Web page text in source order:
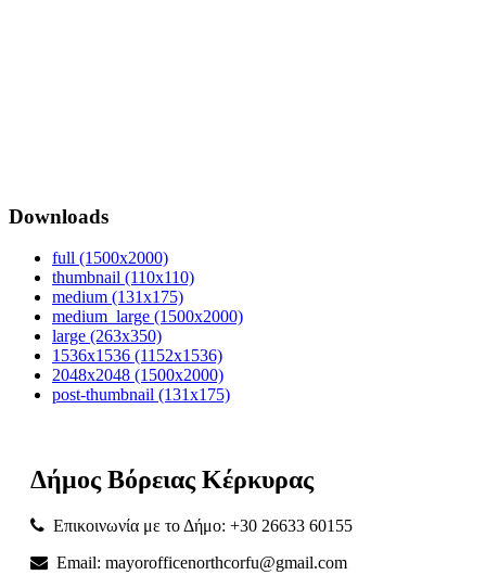
Downloads
full (1500x2000)
thumbnail (110x110)
medium (131x175)
medium_large (1500x2000)
large (263x350)
1536x1536 (1152x1536)
2048x2048 (1500x2000)
post-thumbnail (131x175)
Δήμος Βόρειας Κέρκυρας
Επικοινωνία με το Δήμο: +30 26633 60155
Email: mayorofficenorthcorfu@gmail.com